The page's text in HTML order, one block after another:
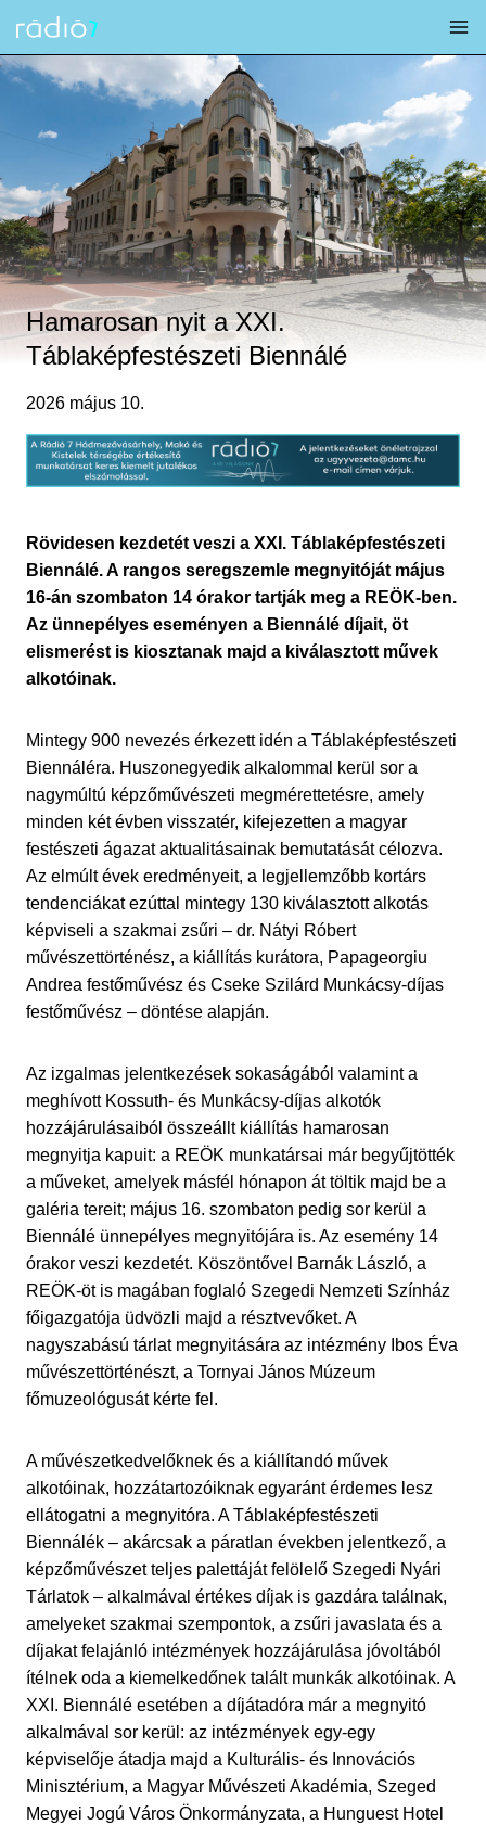
content
Hamarosan nyit a XXI.
Táblaképfestészeti Biennálé
2026 május 10.
Rövidesen kezdetét veszi a XXI. Táblaképfestészeti
Biennálé. A rangos seregszemle megnyitóját május
16-án szombaton 14 órakor tartják meg a REÖK-ben.
Az ünnepélyes eseményen a Biennálé díjait, öt
elismerést is kiosztanak majd a kiválasztott művek
alkotóinak.
Mintegy 900 nevezés érkezett idén a Táblaképfestészeti
Biennáléra. Huszonegyedik alkalommal kerül sor a
nagymúltú képzőművészeti megmérettetésre, amely
minden két évben visszatér, kifejezetten a magyar
festészeti ágazat aktualitásainak bemutatását célozva.
Az elmúlt évek eredményeit, a legjellemzőbb kortárs
tendenciákat ezúttal mintegy 130 kiválasztott alkotás
képviseli a szakmai zsűri – dr. Nátyi Róbert
művészettörténész, a kiállítás kurátora, Papageorgiu
Andrea festőművész és Cseke Szilárd Munkácsy-díjas
festőművész – döntése alapján.
Az izgalmas jelentkezések sokaságából valamint a
meghívott Kossuth- és Munkácsy-díjas alkotók
hozzájárulásaiból összeállt kiállítás hamarosan
megnyitja kapuit: a REÖK munkatársai már begyűjtötték
a műveket, amelyek másfél hónapon át töltik majd be a
galéria tereit; május 16. szombaton pedig sor kerül a
Biennálé ünnepélyes megnyitójára is. Az esemény 14
órakor veszi kezdetét. Köszöntővel Barnák László, a
REÖK-öt is magában foglaló Szegedi Nemzeti Színház
főigazgatója üdvözli majd a résztvevőket. A
nagyszabású tárlat megnyitására az intézmény Ibos Éva
művészettörténészt, a Tornyai János Múzeum
főmuzeológusát kérte fel.
A művészetkedvelőknek és a kiállítandó művek
alkotóinak, hozzátartozóiknak egyaránt érdemes lesz
ellátogatni a megnyitóra. A Táblaképfestészeti
Biennálék – akárcsak a páratlan években jelentkező, a
képzőművészet teljes palettáját felölelő Szegedi Nyári
Tárlatok – alkalmával értékes díjak is gazdára találnak,
amelyeket szakmai szempontok, a zsűri javaslata és a
díjakat felajánló intézmények hozzájárulása jóvoltából
ítélnek oda a kiemelkedőnek talált munkák alkotóinak. A
XXI. Biennálé esetében a díjátadóra már a megnyitó
alkalmával sor kerül: az intézmények egy-egy
képviselője átadja majd a Kulturális- és Innovációs
Minisztérium, a Magyar Művészeti Akadémia, Szeged
Megyei Jogú Város Önkormányzata, a Hunguest Hotel